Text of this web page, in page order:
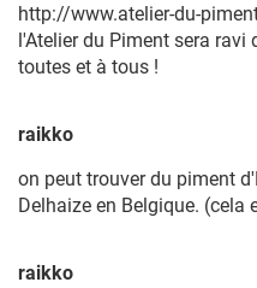
http://www.atelier-du-
l'Atelier du Piment sera ravi
toutes et à tous !
raikko
on peut trouver du piment
Delhaize en Belgique. (cela
raikko